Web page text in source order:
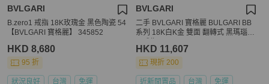
BVLGARI
B.zero1 戒指 18K玫瑰金 黑色陶瓷 54
【BVLGARI 寶格麗】 345852
HKD 8,680
95 折
狀況良好 台灣 免運
BVLGARI
二手 BVLGARI 寶格麗 BULGARI BB
系列 18K白K金 雙面 翻轉式 黑瑪瑙鑽
HKD 11,607
現折 200
近新閒置品 台灣 免運